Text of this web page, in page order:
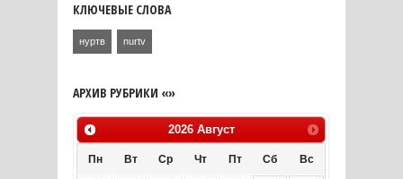
КЛЮЧЕВЫЕ СЛОВА
нуртв nurtv
АРХИВ РУБРИКИ «»
2026 Август
Пн Вт Ср Чт Пт Сб Вс